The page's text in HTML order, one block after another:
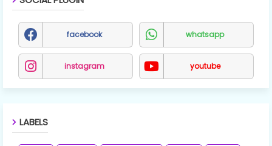
facebook whatsapp
instagram youtube
LABELS